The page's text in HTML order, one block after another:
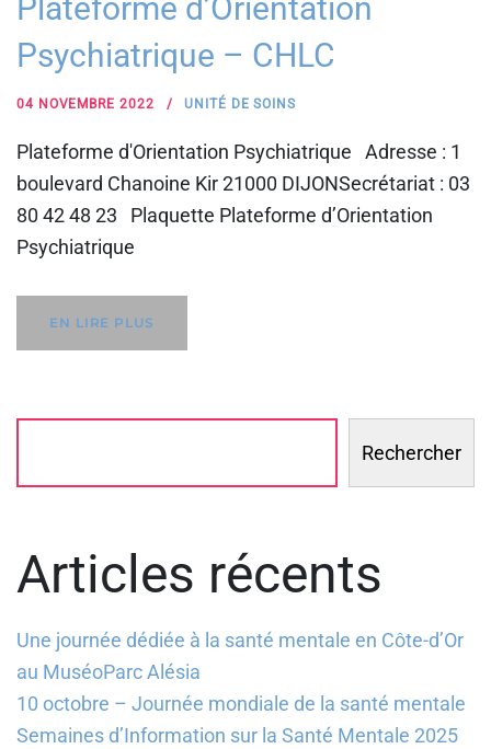
Plateforme d’Orientation
Psychiatrique – CHLC
04 NOVEMBRE 2022 UNITÉ DE SOINS
Plateforme d'Orientation Psychiatrique Adresse : 1
boulevard Chanoine Kir 21000 DIJONSecrétariat : 03
80 42 48 23 Plaquette Plateforme d’Orientation
Psychiatrique
EN LIRE PLUS
Rechercher
Articles récents
Une journée dédiée à la santé mentale en Côte-d’Or
au MuséoParc Alésia
10 octobre – Journée mondiale de la santé mentale
Semaines d’Information sur la Santé Mentale 2025